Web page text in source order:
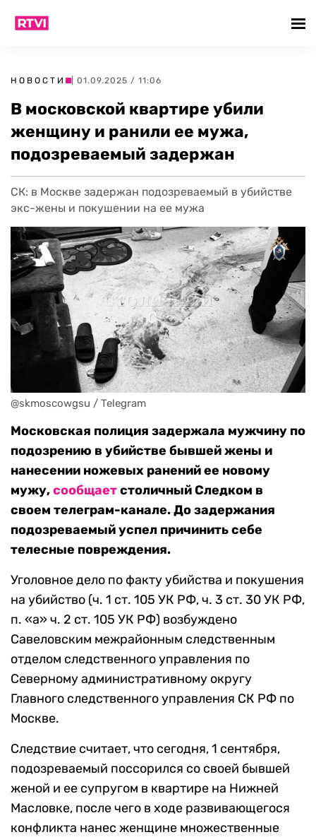
НОВОСТИ | 01.09.2025 / 11:06
В московской квартире убили
женщину и ранили ее мужа,
подозреваемый задержан
СК: в Москве задержан подозреваемый в убийстве
экс-жены и покушении на ее мужа
@skmoscowgsu / Telegram
Московская полиция задержала мужчину по
подозрению в убийстве бывшей жены и
нанесении ножевых ранений ее новому
мужу,сообщаетстоличный Следком в
своем телеграм-канале. До задержания
подозреваемый успел причинить себе
телесные повреждения.
Уголовное дело по факту убийства и покушения
на убийство (ч. 1 ст. 105 УК РФ, ч. 3 ст. 30 УК РФ,
п. «а» ч. 2 ст. 105 УК РФ) возбуждено
Савеловским межрайонным следственным
отделом следственного управления по
Северному административному округу
Главного следственного управления СК РФ по
Москве.
Следствие считает, что сегодня, 1 сентября,
подозреваемый поссорился со своей бывшей
женой и ее супругом в квартире на Нижней
Масловке, после чего в ходе развивающегося
конфликта нанес женщине множественные